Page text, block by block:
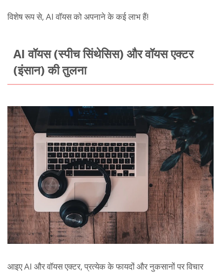
विशेष रूप से, AI वॉयस को अपनाने के कई लाभ हैं!
AI वॉयस (स्पीच सिंथेसिस) और वॉयस एक्टर
(इंसान) की तुलना
आइए AI और वॉयस एक्टर, प्रत्येक के फायदों और नुकसानों पर विचार